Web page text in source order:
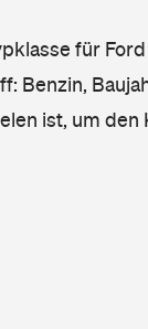
für
Benzin,
ist, um